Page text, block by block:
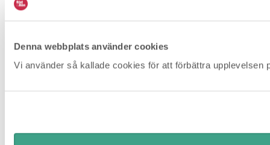
Denna webbplats använder cookies
Vi använder så kallade cookies för att förbättra upplevelsen